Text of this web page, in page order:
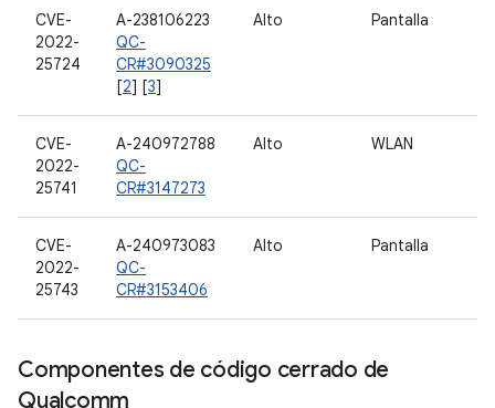
CVE-
2022-
25724
A-238106223
QC-
CR#3090325
[2] [3]
Alto Pantalla
CVE-
2022-
25741
A-240972788
QC-
CR#3147273
Alto WLAN
CVE-
2022-
25743
A-240973083
QC-
CR#3153406
Alto Pantalla
Componentes de código cerrado de
Qualcomm